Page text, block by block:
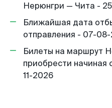
Нерюнгри — Чита - 25
Ближайшая дата
отправления - 07-
Билеты на маршрут
приобрести
11-2026